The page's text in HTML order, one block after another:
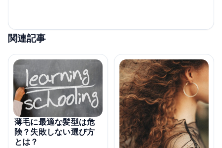
関連記事
薄毛に最適な髪型は危
険？失敗しない選び方
とは？